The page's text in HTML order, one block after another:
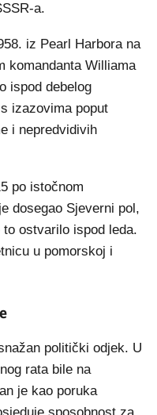
a.
iz Pearl Harbora na
komandanta Williama
ispod debelog
izazovima poput
i nepredvidivih
po istočnom
dosegao Sjeverni pol,
ostvarilo ispod leda.
u pomorskoj i
politički odjek. U
rata bile na
je kao poruka